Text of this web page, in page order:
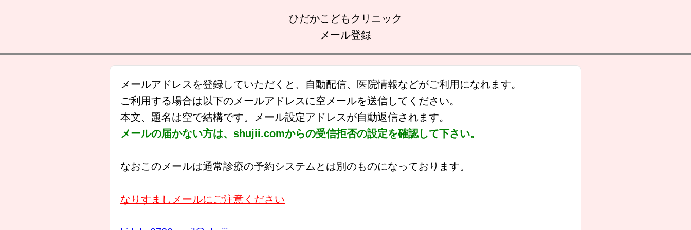
ひだかこどもクリニック
メール登録
メールアドレスを登録していただくと、自動配信、医院情報などがご利用になれます。
ご利用する場合は以下のメールアドレスに空メールを送信してください。
本文、題名は空で結構です。メール設定アドレスが自動返信されます。
メールの届かない方は、shujii.comからの受信拒否の設定を確認して下さい。
なおこのメールは通常診療の予約システムとは別のものになっております。
なりすましメールにご注意ください